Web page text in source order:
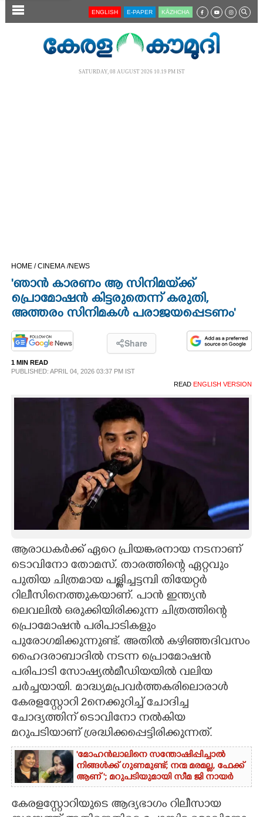
SECTIONS
OPINION
PHOTOS
LIFESTYLE
CARTOONS
LITERATURE
ZOOM
CONTACT US
ENGLISH E-PAPER KĀZHCHA
SATURDAY, 08 AUGUST 2026 10.19 PM IST
HOME /CINEMA /NEWS
'ഞാൻ കാരണം ആ സിനിമയ്‌ക്ക്
പ്രൊമോഷൻ കിട്ടരുതെന്ന് കരുതി,
അത്തരം സിനിമകൾ പരാജയപ്പെടണം'
Share
1 MIN READ
PUBLISHED: APRIL 04, 2026 03:37 PM IST
READ ENGLISH VERSION
ആരാധകർക്ക് ഏറെ പ്രിയങ്കരനായ നടനാണ്
ടൊവിനോ തോമസ്. താരത്തിന്റെ ഏറ്റവും
പുതിയ ചിത്രമായ പള്ളിച്ചട്ടമ്പി തിയേറ്റർ
റിലീസിനെത്തുകയാണ്. പാൻ ഇന്ത്യൻ
ലെവലിൽ ഒരുക്കിയിരിക്കുന്ന ചിത്രത്തിന്റെ
പ്രൊമോഷൻ പരിപാടികളും
പുരോഗമിക്കുന്നുണ്ട്. അതിൽ കഴിഞ്ഞദിവസം
ഹൈദരാബാദിൽ നടന്ന പ്രൊമോഷൻ
പരിപാടി സോഷ്യൽമീഡിയയിൽ വലിയ
ചർച്ചയായി. മാദ്ധ്യമപ്രവർത്തകരിലൊരാൾ
കേരളസ്റ്റോറി 2നെക്കുറിച്ച് ചോദിച്ച
ചോദ്യത്തിന് ടൊവിനോ നൽകിയ
മറുപടിയാണ് ശ്രദ്ധിക്കപ്പെട്ടിരിക്കുന്നത്.
'മോഹൻലാലിനെ സന്തോഷിപ്പിച്ചാൽ
നിങ്ങൾക്ക് ഗുണമുണ്ട്; നന്മ മരമല്ല, ഫേക്ക്
ആണ് '; മറുപടിയുമായി സീമ ജി നായർ
കേരളസ്റ്റോറിയുടെ ആദ്യഭാഗം റിലീസായ